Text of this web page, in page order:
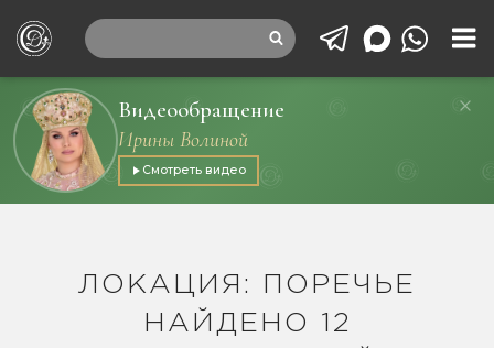
Видеообращение
Ирины Волиной
Смотреть видео
ЛОКАЦИЯ: ПОРЕЧЬЕ
НАЙДЕНО 12